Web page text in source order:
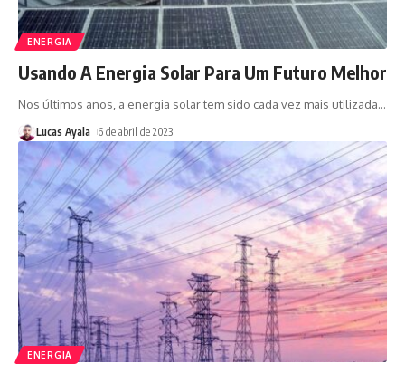
ENERGIA
Usando A Energia Solar Para Um Futuro Melhor
Nos últimos anos, a energia solar tem sido cada vez mais utilizada…
Lucas Ayala 6 de abril de 2023
ENERGIA